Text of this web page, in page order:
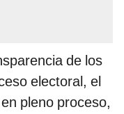
de los
electoral, el
pleno proceso,